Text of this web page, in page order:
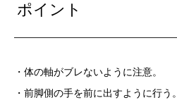
ポイント
・体の軸がブレないように注意。
・前脚側の手を前に出すように行う。